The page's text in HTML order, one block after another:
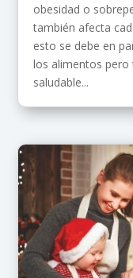
obesidad o
también afecta
esto se debe en
los alimentos pero
saludable...